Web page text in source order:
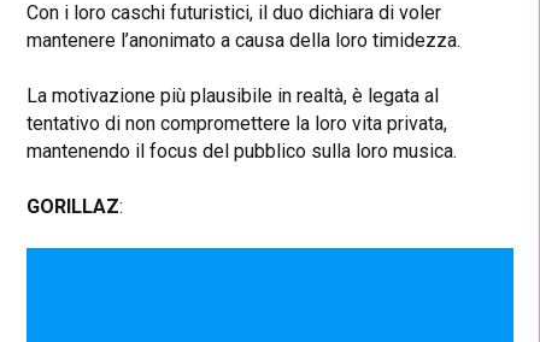
Con i loro caschi futuristici, il duo dichiara di voler
mantenere l’anonimato a causa della loro timidezza.
La motivazione più plausibile in realtà, è legata al
tentativo di non compromettere la loro vita privata,
mantenendo il focus del pubblico sulla loro musica.
GORILLAZ: